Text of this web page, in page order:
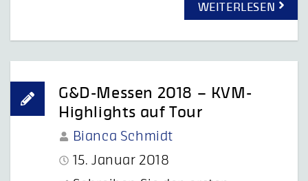
WEITERLESEN
G&D-Messen 2018 – KVM-
Highlights auf Tour
Bianca Schmidt
15. Januar 2018